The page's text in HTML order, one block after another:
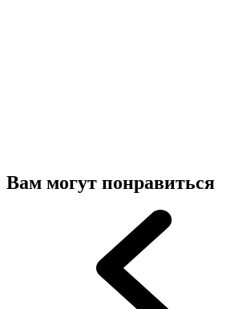
Вам могут понравиться